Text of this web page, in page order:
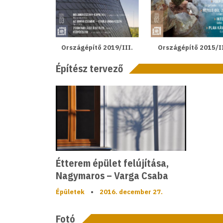
Országépítő 2019/III. Országépítő 2015/
Építész tervező
Étterem épület felújítása,
Nagymaros – Varga Csaba
Épületek • 2016. december 27.
Fotó